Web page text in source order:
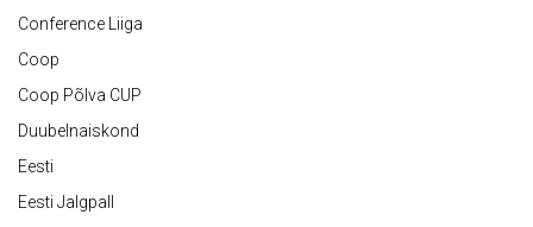
Conference Liiga
Coop
Coop Põlva CUP
Duubelnaiskond
Eesti
Eesti Jalgpall